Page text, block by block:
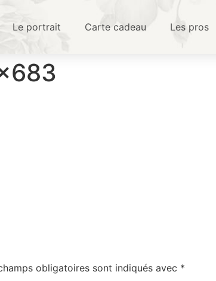
Le portrait Carte cadeau Les pros
obligatoires sont indiqués avec *